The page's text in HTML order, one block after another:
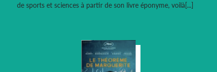
de sports et sciences à partir de son livre éponyme, voilà[...]